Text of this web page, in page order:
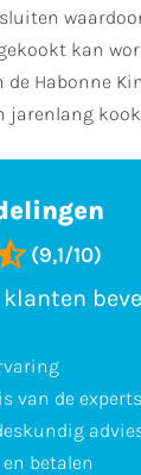
kan
de Habonne
jarenlang
(9,1/10)
klanten
van de
betalen